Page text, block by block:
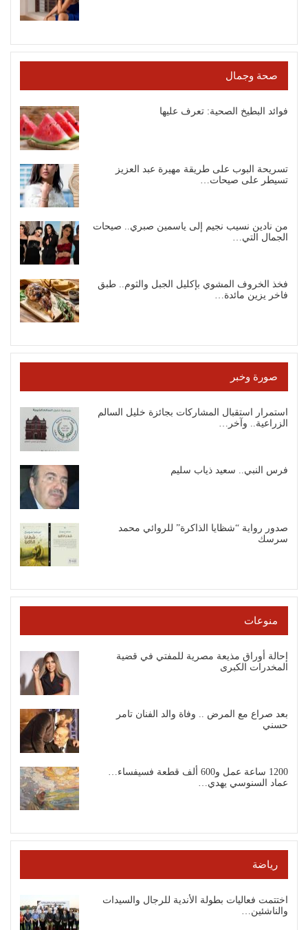
صحة وجمال
فوائد البطيخ الصحية: تعرف عليها
تسريحة البوب على طريقة مهيرة عبد العزيز
تسيطر على صيحات…
من نادين نسيب نجيم إلى ياسمين صبري.. صيحات
الجمال التي…
فخذ الخروف المشوي بإكليل الجبل والثوم.. طبق
فاخر يزين مائدة…
صورة وخبر
استمرار استقبال المشاركات بجائزة خليل السالم
الزراعية.. وآخر…
فرس النبي.. سعيد ذياب سليم
صدور رواية “شظايا الذاكرة” للروائي محمد
سرسك
منوعات
إحالة أوراق مذيعة مصرية للمفتي في قضية
المخدرات الكبرى
بعد صراع مع المرض .. وفاة والد الفنان تامر
حسني
1200 ساعة عمل و600 ألف قطعة فسيفساء…
عماد السنوسي يهدي…
رياضة
اختتمت فعاليات بطولة الأندية للرجال والسيدات
والناشئين…